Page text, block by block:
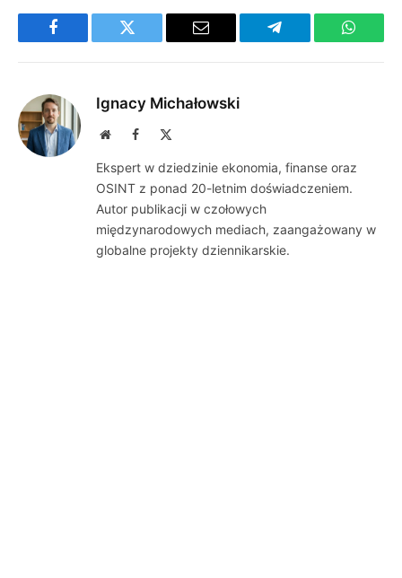
Facebook Twitter Email Telegram
Ignacy Michałowski
WebsiteFacebook
Ekspert w dziedzinie ekonomia, finanse oraz
OSINT z ponad 20-letnim doświadczeniem.
Autor publikacji w czołowych
międzynarodowych mediach, zaangażowany w
globalne projekty dziennikarskie.